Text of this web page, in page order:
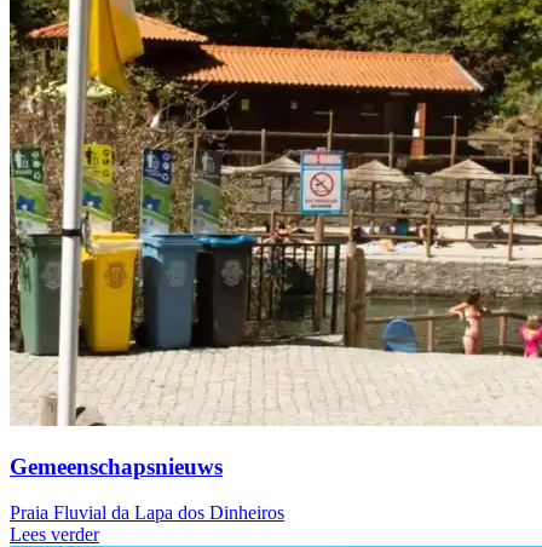
Gemeenschapsnieuws
Praia Fluvial da Lapa dos Dinheiros
Lees verder